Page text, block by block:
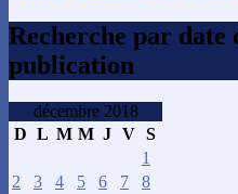
Recherche par date
publication
décembre 2018
D L M M J V S
1
2
3 4 5 6 7
8